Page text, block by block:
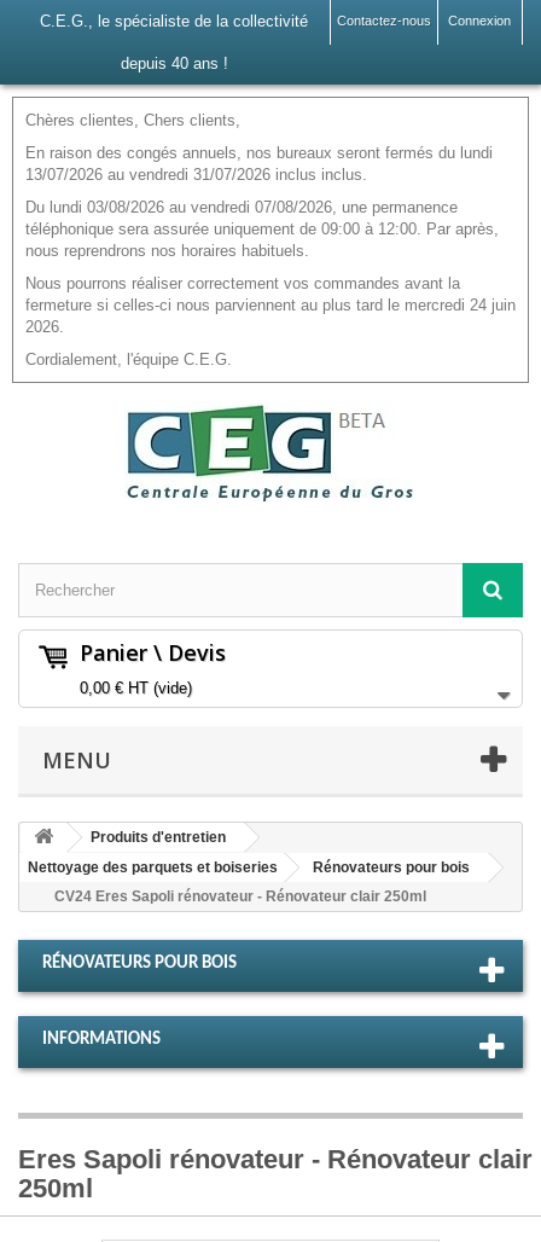
Connexion
Contactez-nous
C.E.G., le spécialiste de la collectivité
depuis 40 ans !
Chères clientes, Chers clients,
En raison des congés annuels, nos bureaux seront fermés du lundi
13/07/2026 au vendredi 31/07/2026 inclus inclus.
Du lundi 03/08/2026 au vendredi 07/08/2026, une permanence
téléphonique sera assurée uniquement de 09:00 à 12:00. Par après,
nous reprendrons nos horaires habituels.
Nous pourrons réaliser correctement vos commandes avant la
fermeture si celles-ci nous parviennent au plus tard le mercredi 24 juin
2026.
Cordialement, l'équipe C.E.G.
Panier \ Devis
0,00 €HT (vide)
MENU
Produits d'entretien
Nettoyage des parquets et boiseries
Rénovateurs pour bois
CV24 Eres Sapoli rénovateur - Rénovateur clair 250ml
RÉNOVATEURS POUR BOIS
INFORMATIONS
Eres Sapoli rénovateur - Rénovateur clair
250ml